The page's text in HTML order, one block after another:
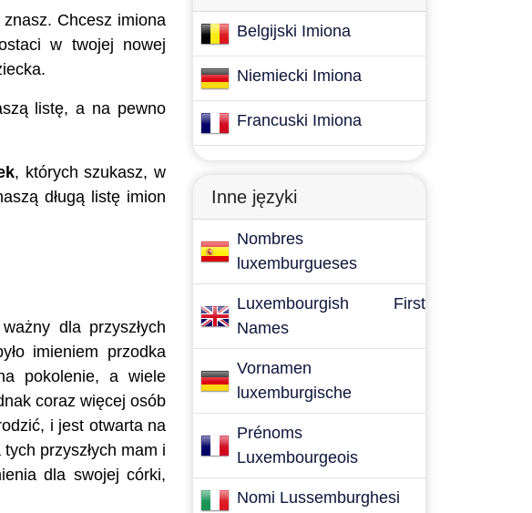
Chcesz imiona
w twojej nowej
listę, a na pewno
, których szukasz, w
długą listę imion
dla przyszłych
imieniem przodka
pokolenie, a wiele
coraz więcej osób
i jest otwarta na
przyszłych mam i
dla swojej córki,
Belgijski Imiona
Niemiecki Imiona
Francuski Imiona
Inne języki
Nombres
luxemburgueses
Luxembourgish First
Names
Vornamen
luxemburgische
Prénoms
Luxembourgeois
Nomi Lussemburghesi